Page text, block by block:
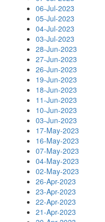
06-Jul-2023
05-Jul-2023
04-Jul-2023
03-Jul-2023
28-Jun-2023
27-Jun-2023
26-Jun-2023
19-Jun-2023
18-Jun-2023
11-Jun-2023
10-Jun-2023
03-Jun-2023
17-May-2023
16-May-2023
07-May-2023
04-May-2023
02-May-2023
26-Apr-2023
23-Apr-2023
22-Apr-2023
21-Apr-2023